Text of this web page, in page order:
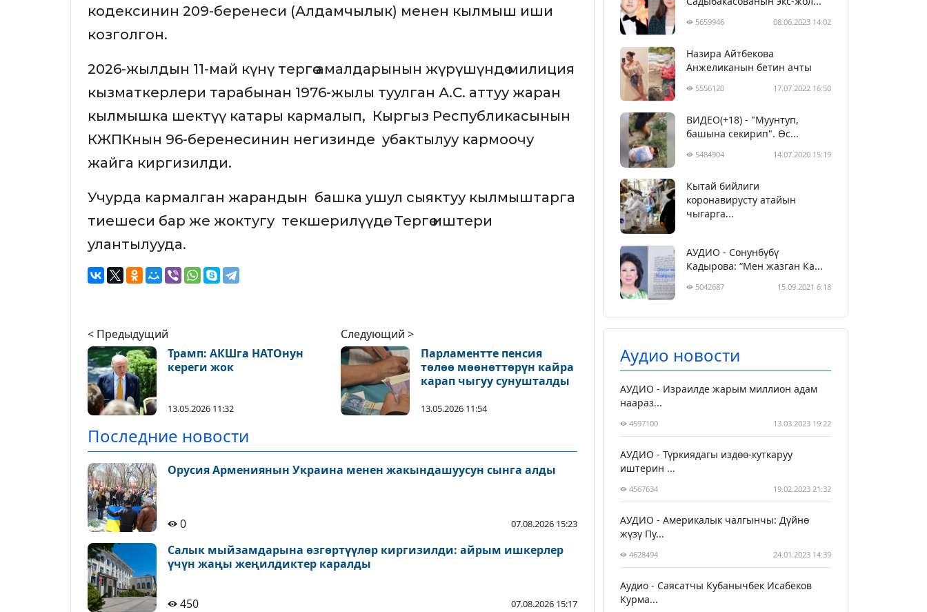
кодексинин 209-беренеси (Алдамчылык) менен кылмыш иши
козголгон.
2026-жылдын 11-май күнү тергөө амалдарынын жүрүшүндө милиция
кызматкерлери тарабынан 1976-жылы туулган А.С. аттуу жаран
кылмышка шектүү катары кармалып, Кыргыз Республикасынын
КЖПКнын 96-беренесинин негизинде убактылуу кармоочу
жайга киргизилди.
Учурда кармалган жарандын башка ушул сыяктуу кылмыштарга
тиешеси бар же жоктугу текшерилүүдө. Тергөө иштери
улантылууда.
< Предыдущий
Трамп: АКШга НАТОнун
кереги жок
13.05.2026 11:32
Следующий >
Парламентте пенсия
төлөө мөөнөттөрүн кайра
карап чыгуу сунушталды
13.05.2026 11:54
Последние новости
Орусия Армениянын Украина менен жакындашуусун сынга алды
0 07.08.2026 15:23
Салык мыйзамдарына өзгөртүүлөр киргизилди: айрым ишкерлер
үчүн жаңы жеңилдиктер каралды
450 07.08.2026 15:17
5659946 08.06.2023 14:02
Назира Айтбекова
Анжеликанын бетин ачты
5556120 17.07.2022 16:50
ВИДЕО(+18) - "Муунтуп,
башына секирип". Өс...
5484904 14.07.2020 15:19
Кытай бийлиги
коронавирусту атайын
чыгарга...
АУДИО - Сонунбүбү
Кадырова: “Мен жазган Ка...
5042687 15.09.2021 6:18
Аудио новости
АУДИО - Израилде жарым миллион адам
наараз...
4597100 13.03.2023 19:22
АУДИО - Түркиядагы издөө-куткаруу
иштерин ...
4567634 19.02.2023 21:32
АУДИО - Америкалык чалгынчы: Дүйнө
жүзү Пу...
4628494 24.01.2023 14:39
Аудио - Саясатчы Кубанычбек Исабеков
Курма...